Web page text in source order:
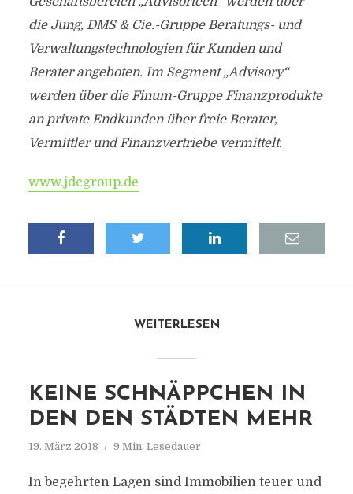
die Jung, DMS & Cie.-Gruppe Beratungs- und
Verwaltungstechnologien für Kunden und
Berater angeboten. Im Segment „Advisory“
werden über die Finum-Gruppe Finanzprodukte
an private Endkunden über freie Berater,
Vermittler und Finanzvertriebe vermittelt.
www.jdcgroup.de
WEITERLESEN
KEINE SCHNÄPPCHEN IN
DEN DEN STÄDTEN MEHR
19. März 2018 9 Min. Lesedauer
In begehrten Lagen sind Immobilien teuer und